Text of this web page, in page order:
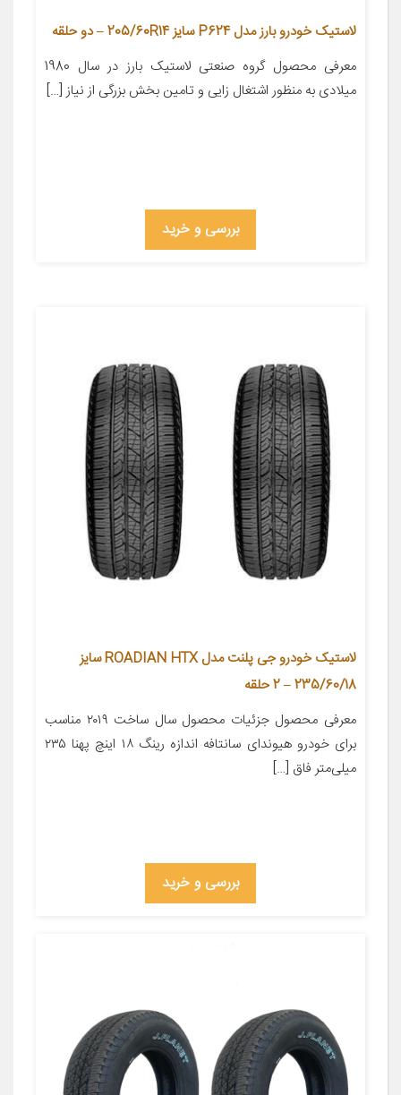
لاستیک خودرو بارز مدل P624 سایز 205/60R14 – دو حلقه
معرفی محصول گروه صنعتی لاستیک بارز در سال 1980
میلادی به منظور اشتغال زایی و تامین بخش بزرگی از نیاز […]
بررسی و خرید
لاستیک خودرو جی پلنت مدل ROADIAN HTX سایز
235/60/18 – 2 حلقه
معرفی محصول جزئیات محصول سال ساخت ۲۰۱۹ مناسب
برای خودرو هیوندای سانتافه اندازه رینگ ۱۸ اینچ پهنا ۲۳۵
میلی‌متر فاق […]
بررسی و خرید